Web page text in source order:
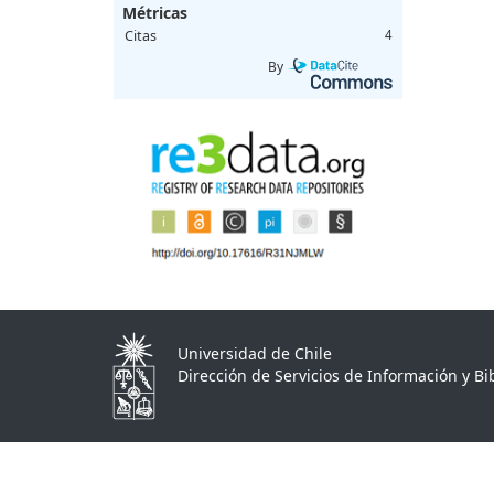
Métricas
Citas 4
By
Universidad de Chile
Dirección de Servicios de Información y